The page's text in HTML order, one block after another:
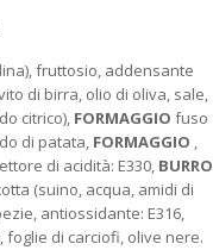
fruttosio, addensante
di birra, olio di oliva, sale,
citrico), FORMAGGIO fuso
di patata, FORMAGGIO ,
di acidità: E330, BURRO
(suino, acqua, amidi di
antiossidante: E316,
foglie di carciofi, olive nere.